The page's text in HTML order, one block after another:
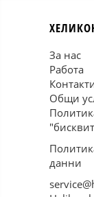
За нас
Работа
Общи
данни